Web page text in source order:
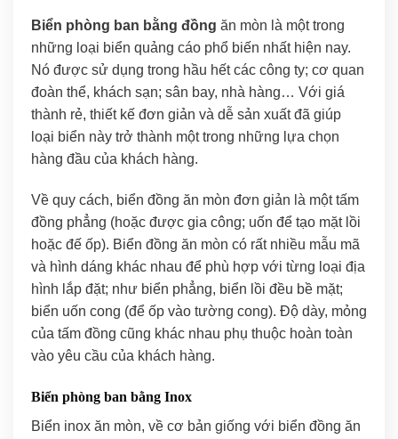
Biển phòng ban bằng đồng ăn mòn là một trong
những loại biển quảng cáo phổ biến nhất hiện nay.
Nó được sử dụng trong hầu hết các công ty; cơ quan
đoàn thể, khách sạn; sân bay, nhà hàng… Với giá
thành rẻ, thiết kế đơn giản và dễ sản xuất đã giúp
loại biển này trở thành một trong những lựa chọn
hàng đầu của khách hàng.
Về quy cách, biển đồng ăn mòn đơn giản là một tấm
đồng phẳng (hoặc được gia công; uốn để tạo mặt lồi
hoặc đế ốp). Biển đồng ăn mòn có rất nhiều mẫu mã
và hình dáng khác nhau để phù hợp với từng loại địa
hình lắp đặt; như biển phẳng, biển lồi đều bề mặt;
biển uốn cong (để ốp vào tường cong). Độ dày, mỏng
của tấm đồng cũng khác nhau phụ thuộc hoàn toàn
vào yêu cầu của khách hàng.
Biển phòng ban bằng Inox
Biển inox ăn mòn, về cơ bản giống với biển đồng ăn